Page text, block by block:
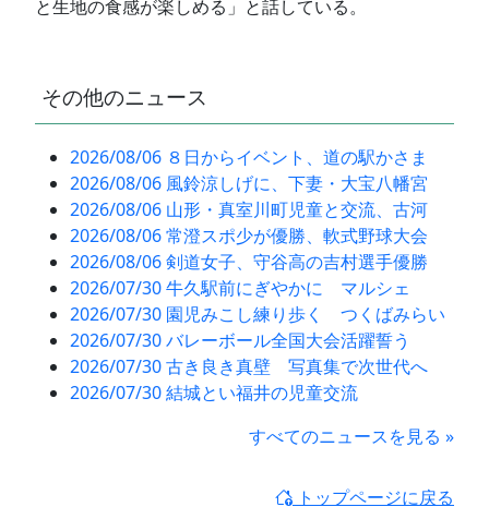
と生地の食感が楽しめる」と話している。
その他のニュース
2026/08/06 ８日からイベント、道の駅かさま
2026/08/06 風鈴涼しげに、下妻・大宝八幡宮
2026/08/06 山形・真室川町児童と交流、古河
2026/08/06 常澄スポ少が優勝、軟式野球大会
2026/08/06 剣道女子、守谷高の吉村選手優勝
2026/07/30 牛久駅前にぎやかに マルシェ
2026/07/30 園児みこし練り歩く つくばみらい
2026/07/30 バレーボール全国大会活躍誓う
2026/07/30 古き良き真壁 写真集で次世代へ
2026/07/30 結城とい福井の児童交流
すべてのニュースを見る »
トップページに戻る